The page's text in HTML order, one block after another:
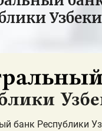
банк Республики